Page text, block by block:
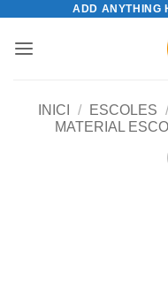
content
ADD ANYTHING
INICI / ESCOLES /
MATERIAL